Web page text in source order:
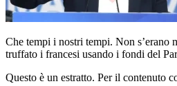
Che tempi i nostri tempi. Non s’erano
truffato i francesi usando i fondi del
Questo è un estratto. Per il contenuto